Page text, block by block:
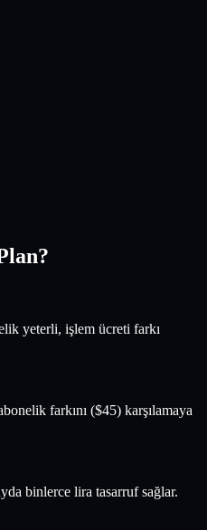
yeterli, işlem ücreti farkı
farkını ($45) karşılamaya
binlerce lira tasarruf sağlar.